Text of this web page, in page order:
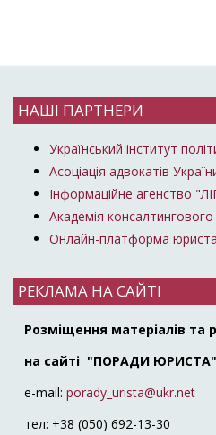
НАШІ ПАРТНЕРИ
Український інститут
Асоціація адвокатів
Інформаційне агенство
Академія консалтингового
Онлайн-платформа
РЕКЛАМА НА САЙТІ
Розміщення матеріалів та
на сайті "ПОРАДИ
e-mail: porady_urista@ukr.net
тел: +38 (050) 692-13-30